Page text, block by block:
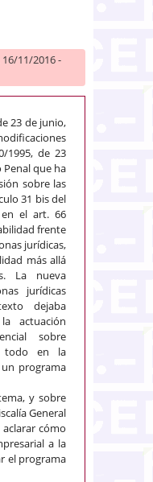
11/2016 -
23 de junio,
1995, de 23
que ha
sobre las
31 bis del
en el art. 66
frente
jurídicas,
más allá
La nueva
jurídicas
dejaba
actuación
sobre
todo en la
programa
y sobre
General
cómo
a la
el programa